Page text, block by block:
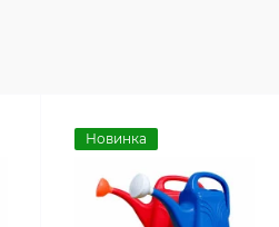
Новинка